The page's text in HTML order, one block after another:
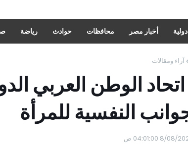
أخبار مصر محافظات حوادث رياضة
آراء ومقالات
الوطن العربي
النفسية للمرأة
2025 04:01:00 ص